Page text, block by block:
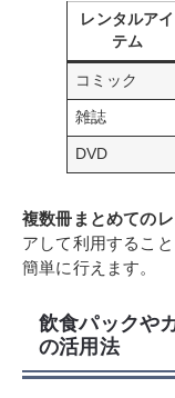
レンタルアイ
テム
コミック
雑誌
DVD
複数冊まとめての
アして利用するこ
簡単に行えます。
飲食パックや
の活用法